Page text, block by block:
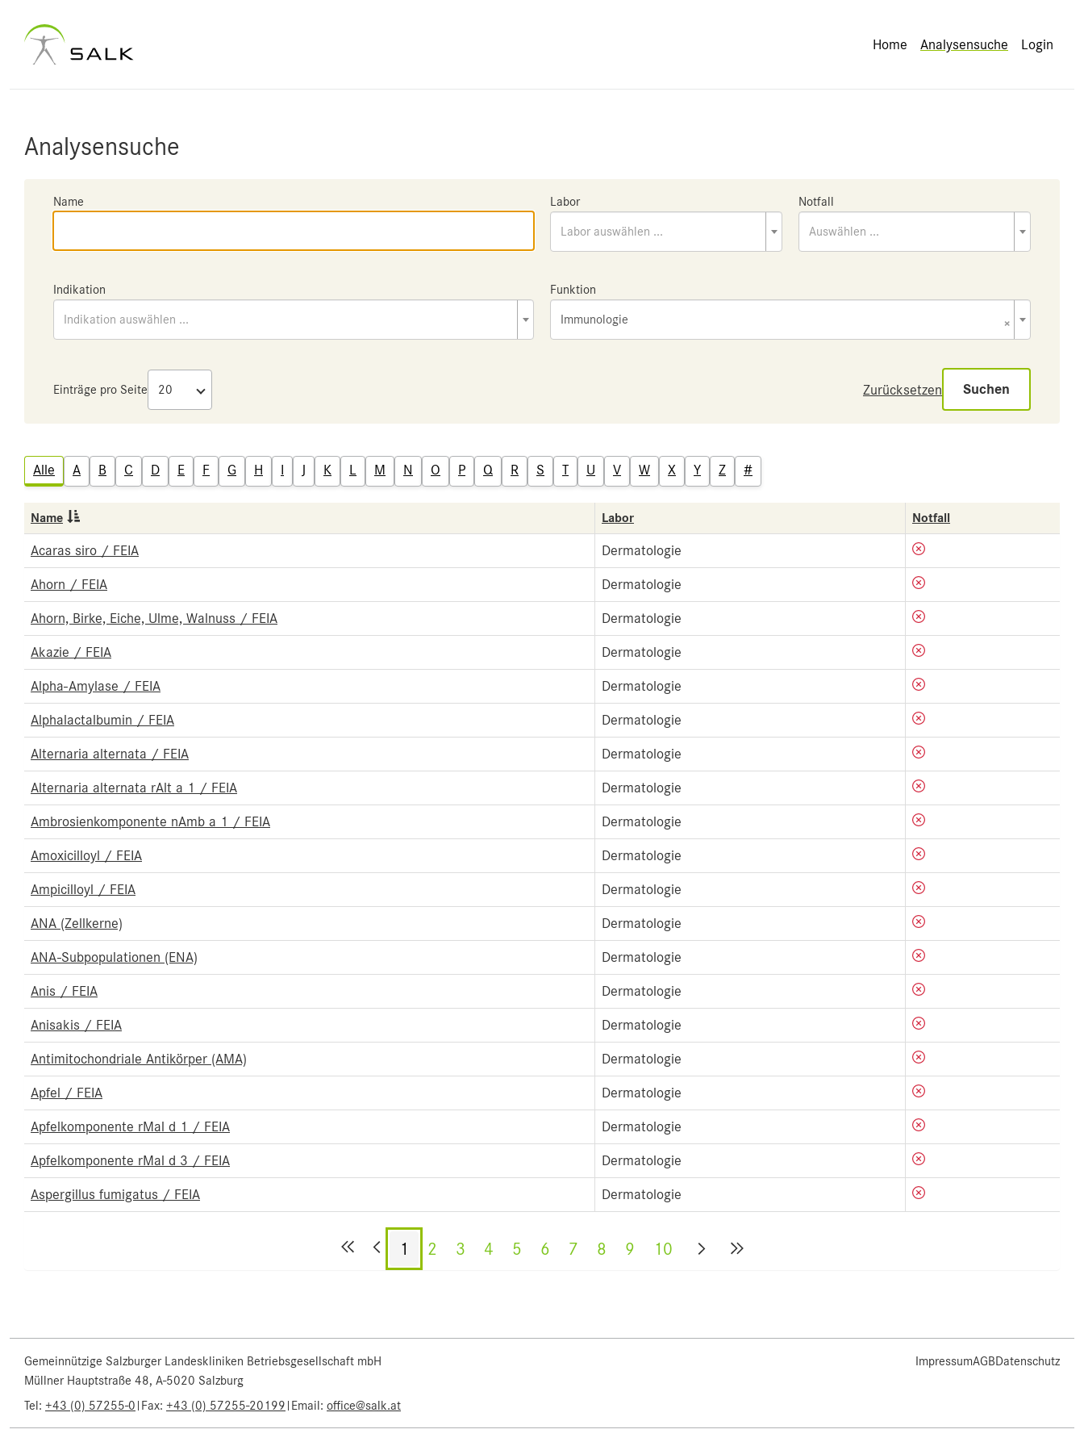
Home Analysensuche Login
Analysensuche
Name Labor
Labor auswählen ...
Notfall
Auswählen ...
Indikation
Indikation auswählen ...
Funktion
×
Immunologie
Einträge pro Seite Zurücksetzen Suchen
Alle A B C D E F G H I J K L M N O P Q R S T U V W X Y Z #
Name Labor Notfall
Acaras siro / FEIA Dermatologie
Ahorn / FEIA Dermatologie
Ahorn, Birke, Eiche, Ulme, Walnuss / FEIA Dermatologie
Akazie / FEIA Dermatologie
Alpha-Amylase / FEIA Dermatologie
Alphalactalbumin / FEIA Dermatologie
Alternaria alternata / FEIA Dermatologie
Alternaria alternata rAlt a 1 / FEIA Dermatologie
Ambrosienkomponente nAmb a 1 / FEIA Dermatologie
Amoxicilloyl / FEIA Dermatologie
Ampicilloyl / FEIA Dermatologie
ANA (Zellkerne) Dermatologie
ANA-Subpopulationen (ENA) Dermatologie
Anis / FEIA Dermatologie
Anisakis / FEIA Dermatologie
Antimitochondriale Antikörper (AMA) Dermatologie
Apfel / FEIA Dermatologie
Apfelkomponente rMal d 1 / FEIA Dermatologie
Apfelkomponente rMal d 3 / FEIA Dermatologie
Aspergillus fumigatus / FEIA Dermatologie
1 2 3 4 5 6 7 8 9 10
Gemeinnützige Salzburger Landeskliniken Betriebsgesellschaft mbH
Müllner Hauptstraße 48, A-5020 Salzburg
Tel: +43 (0) 57255-0 | Fax: +43 (0) 57255-20199 | Email: office@salk.at
ImpressumAGBDatenschutz